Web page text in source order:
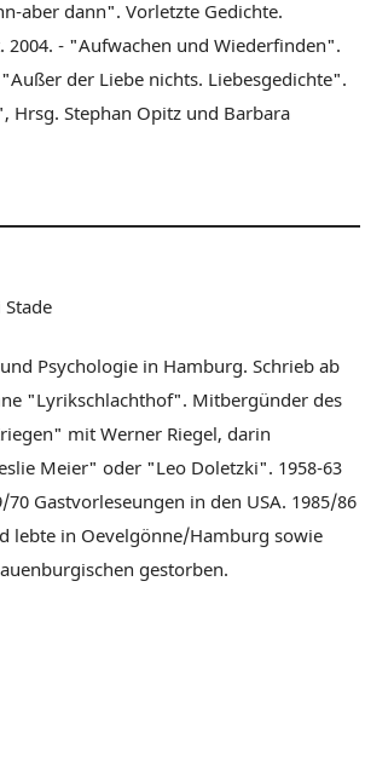
aber dann". Vorletzte Gedichte.
2004. - "Aufwachen und Wiederfinden".
der Liebe nichts. Liebesgedichte".
Hrsg. Stephan Opitz und Barbara
Psychologie in Hamburg. Schrieb ab
"Lyrikschlachthof". Mitbergünder des
mit Werner Riegel, darin
Meier" oder "Leo Doletzki". 1958-63
Gastvorleseungen in den USA. 1985/86
lebte in Oevelgönne/Hamburg sowie
gestorben.